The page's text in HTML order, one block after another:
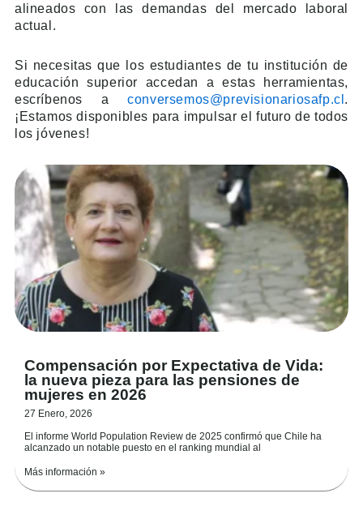
alineados con las demandas del mercado laboral
actual.
Si necesitas que los estudiantes de tu institución de
educación superior accedan a estas herramientas,
escríbenos aconversemos@previsionariosafp.cl.
¡Estamos disponibles para impulsar el futuro de todos
los jóvenes!
Compensación por Expectativa de Vida:
la nueva pieza para las pensiones de
mujeres en 2026
27 Enero, 2026
El informe World Population Review de 2025 confirmó que Chile ha
alcanzado un notable puesto en el ranking mundial al
Más información »